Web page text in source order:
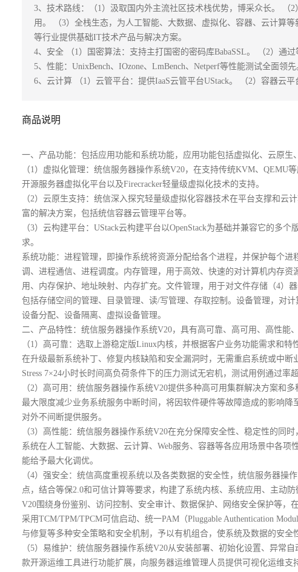
3、技术路线：（1）汲取国内外主流社区技术栈优势，博采众长。
用。 （3）全栈生态，为人工智能、大数据、虚拟化、容器、云计算
等行业提供基础IT技术产品与解决方案。
4、安全 （1）国密算法：支持主打国密的密码库BabaSSL。 （2）通过
5、性能：UnixBench、IOzone、LmBench、Netperf等性能测试全面领先
商品说明
一、产品功能：包括应用功能和系统功能，应用功能包括虚拟化、云原
（1）虚拟化管理：统信服务器操作系统V20，在支持传统KVM、QEMU
开源服务器虚拟化平台以及Firecracker轻量级虚拟化技术的支持。
（2）云原生支持：统信深入探究轻量级虚拟化容器技术在平台支撑和
富的解决方案，包括统信容器云管理平台等。
（3）云构建平台：UStack云构建平台以OpenStack为基础并兼容它的多
求。
系统功能：进程管理，即操作系统将资源分配给各个进程，并保护每个
调、进程通信、进程调度。内存管理，用于高效、快速的对计算机内存
用、内存保护、地址映射、内存扩充。文件管理，用于对文件存储（4）
包括存储空间的管理、目录管理、读/写管理、存取控制。设备管理，对
设备分配、设备隔离、虚拟设备管理。
二、产品特性：统信服务器操作系统V20，具有高可靠、高可用、高性能
（1）高可靠：选取上游稳定版Linux内核，并根据客户业务功能需求和
在升级最新系统补丁、修复内核缺陷和安全漏洞时，无需重启系统或中
Stress 7×24小时长时间高负荷条件下的压力测试无宕机，测试用例通过
（2）高可用：统信服务器操作系统V20提供多种高可用集群解决方案和
最大限度减少业务系统服务中断时间，将因软件硬件等故障造成的影响
对外不间断提供服务。
（3）高性能：统信服务器操作系统V20在充分保障安全性、稳定性的同
系统在人工智能、大数据、云计算、Web服务、容器等各应用场景中各
能给予最大化调优。
（4）强安全：统信高度重视系统以及各类数据的安全性，统信服务器
点，结合等保2.0和可信计算等要求，构建了系统内核、系统应用、主动
V20围绕身份鉴别、访问控制、安全审计、数据保护、网络安全保护等，
采用TCM/TPM/TPCM可信启动、统一PAM（Pluggable Authentication
与修复等多种安全策略和安全机制，予以有机组合，使系统及数据的安
（5）易维护：统信服务器操作系统V20从安装部署、初始化设置、异常
款开源运维工具进行功能扩展，向服务器运维管理人员提供可视化运维